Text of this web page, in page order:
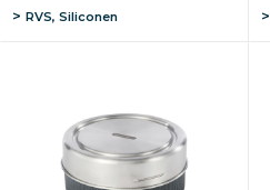
RVS, Siliconen